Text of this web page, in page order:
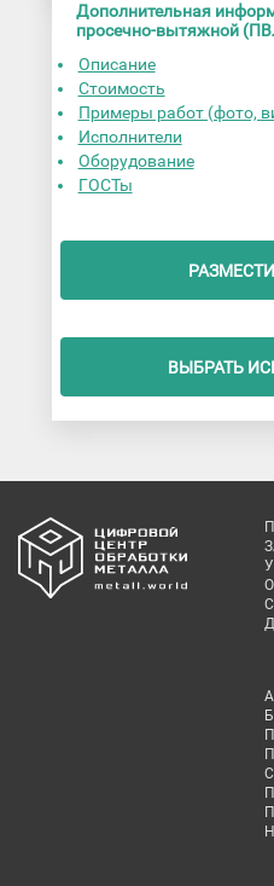
Дополнительная
просечно-вытяжной
Описание
Стоимость
Примеры работ (фото,
Исполнители
Оборудование
ГОСТы
ВЫБРАТЬ